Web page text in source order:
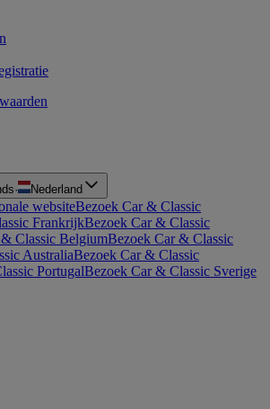
· Nederland
websiteBezoek Car & Classic
FrankrijkBezoek Car & Classic
Classic BelgiumBezoek Car & Classic
AustraliaBezoek Car & Classic
PortugalBezoek Car & Classic Sverige